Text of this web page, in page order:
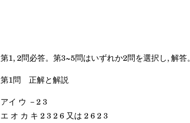
第1, 2問必答。第3~5問はいずれか2問を選択し, 解答。
第1問 正解と解説
アイ ウ －2 3
エ オ カ キ 2 3 2 6 又は 2 6 2 3